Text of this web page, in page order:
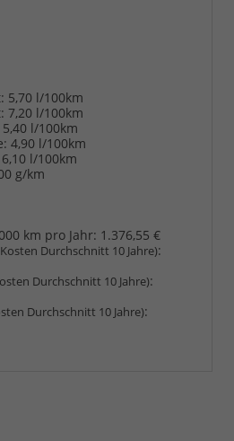
5,70 l/100km
7,20 l/100km
5,40 l/100km
4,90 l/100km
6,10 l/100km
g/km
km pro Jahr: 1.376,55 €
Durchschnitt 10 Jahre):
Durchschnitt 10 Jahre):
Durchschnitt 10 Jahre):